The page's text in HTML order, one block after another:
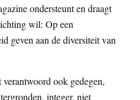
ondersteunt en draagt
wil: Op een
geven aan de diversiteit van
ook gedegen,
integer, niet